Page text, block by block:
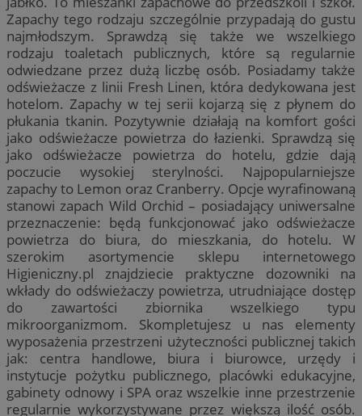
Zapachy tego rodzaju szczególnie przypadają do gustu
najmłodszym. Sprawdzą się także we wszelkiego
rodzaju toaletach publicznych, które są regularnie
odwiedzane przez dużą liczbę osób. Posiadamy także
odświeżacze z linii Fresh Linen, która dedykowana jest
hotelom. Zapachy w tej serii kojarzą się z płynem do
płukania tkanin. Pozytywnie działają na komfort gości
jako odświeżacze powietrza do łazienki. Sprawdzą się
jako odświeżacze powietrza do hotelu, gdzie dają
poczucie wysokiej sterylności. Najpopularniejsze
zapachy to Lemon oraz Cranberry. Opcje wyrafinowaną
stanowi zapach Wild Orchid – posiadający uniwersalne
przeznaczenie: będą funkcjonować jako odświeżacze
powietrza do biura, do mieszkania, do hotelu. W
szerokim asortymencie sklepu internetowego
Higieniczny.pl znajdziecie praktyczne dozowniki na
wkłady do odświeżaczy powietrza, utrudniające dostęp
do zawartości zbiornika wszelkiego typu
mikroorganizmom. Skompletujesz u nas elementy
wyposażenia przestrzeni użyteczności publicznej takich
jak: centra handlowe, biura i biurowce, urzędy i
instytucje pożytku publicznego, placówki edukacyjne,
gabinety odnowy i SPA oraz wszelkie inne przestrzenie
regularnie wykorzystywane przez większą ilość osób.